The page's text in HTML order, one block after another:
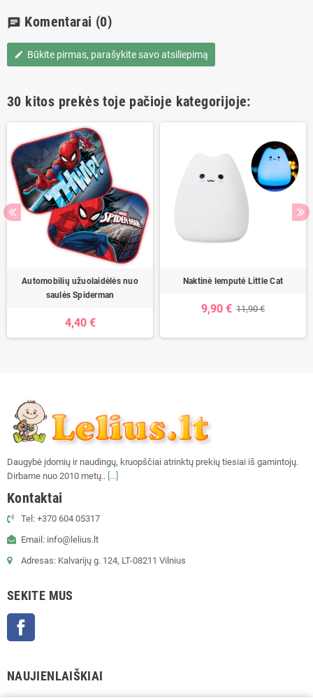
chat Komentarai (0)
edit Būkite pirmas, parašykite savo atsiliepimą
30 kitos prekės toje pačioje kategorijoje:
Automobilių užuolaidėlės nuo
saulės Spiderman
4,40 €
Naktinė lemputė Little Cat
9,90 € 11,90 €
Daugybė įdomių ir naudingų, kruopščiai atrinktų prekių tiesiai iš gamintojų.
Dirbame nuo 2010 metų.. [...]
Kontaktai
Tel: +370 604 05317
Email: info@lelius.lt
Adresas: Kalvarijų g. 124, LT-08211 Vilnius
SEKITE MUS
NAUJIENLAIŠKIAI